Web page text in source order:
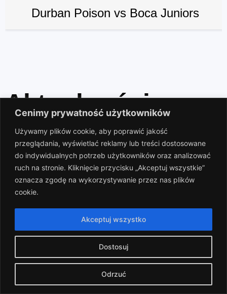
Cenimy prywatność użytkowników
Używamy plików cookie, aby poprawić jakość
przeglądania, wyświetlać reklamy lub treści dostosowane
do indywidualnych potrzeb użytkowników oraz analizować
ruch na stronie. Kliknięcie przycisku „Akceptuj wszystkie”
oznacza zgodę na wykorzystywanie przez nas plików
cookie.
Dostosuj
Odrzuć
Akceptuj wszystko
Durban Poison vs Boca Juniors
Aktualności
⚽ Start zapisów – sezon 2026/27!
Rozpoczynamy zapisy do rozgrywek …
⋅ 2026-05-30